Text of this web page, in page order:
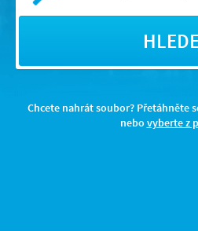
Chcete nahrát soubor? Přetáhněte
nebo vyberte z